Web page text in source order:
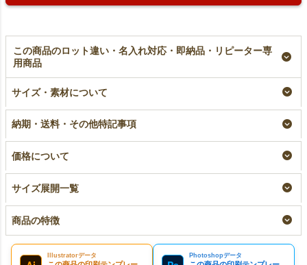
この商品のロット違い・名入れ対応・即納品・リピーター専
用商品
マチ A4横サイズ｜
即納品｜ラミ
～
ミ不織布バッグ 底マ
チ A4横サイズ｜100
¥9,130税込
サイズ・素材について
納期・送料・その他特記事項
価格について
サイズ展開一覧
商品の特徴
Illustratorデータ Photoshopデータ